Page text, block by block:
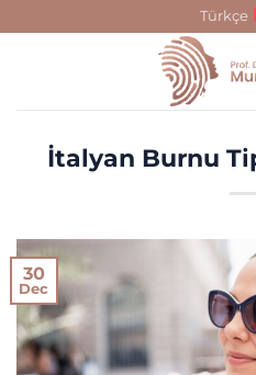
Türkçe
İtalyan Burnu
30
Dec